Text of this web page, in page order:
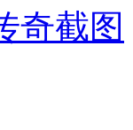
奇截图